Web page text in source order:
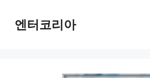
엔터코리아